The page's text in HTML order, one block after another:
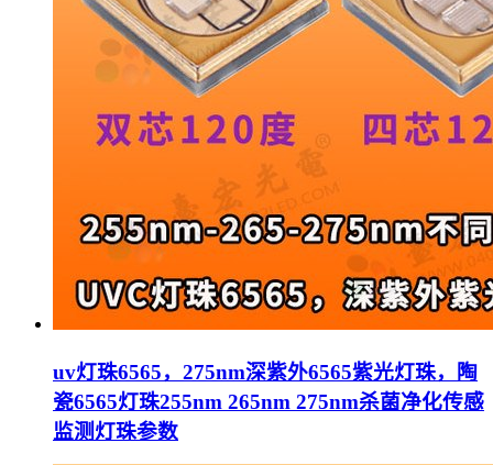
uv灯珠6565，275nm深紫外6565紫光灯珠，陶
瓷6565灯珠255nm 265nm 275nm杀菌净化传感
监测灯珠参数